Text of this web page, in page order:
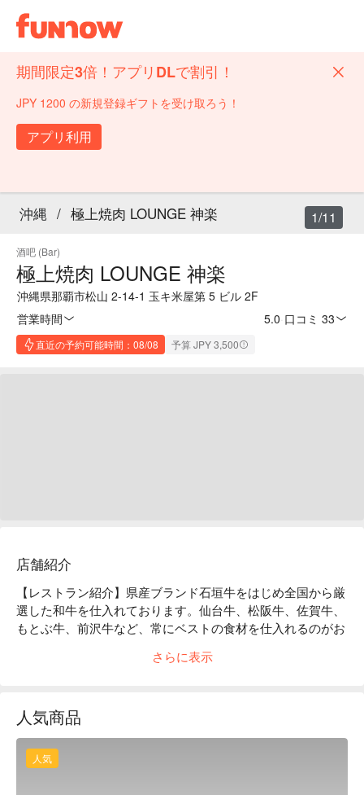
期間限定3倍！アプリDLで割引！
JPY 1200 の新規登録ギフトを受け取ろう！
アプリ利用
沖縄 / 極上焼肉 LOUNGE 神楽
酒吧 (Bar)
極上焼肉 LOUNGE 神楽
沖縄県那覇市松山 2-14-1 玉キ米屋第 5 ビル 2F
営業時間
5.0 口コミ 33
直近の予約可能時間：08/08 予算 JPY 3,500
1/11
店舗紹介
【レストラン紹介】県産ブランド石垣牛をはじめ全国から厳
選した和牛を仕入れております。仙台牛、松阪牛、佐賀牛、
もとぶ牛、前沢牛など、常にベストの食材を仕入れるのがお
に極上の焼肉をご堪能ください。
り、特上タン、焼すき、特選和牛盛り、〆のしゃぶしゃぶま
でご堪能頂けるコース。
和牛茶漬け：極上のロース肉を自家製のお出汁で頂く和牛茶
漬け。
さらに表示
人気商品
人気